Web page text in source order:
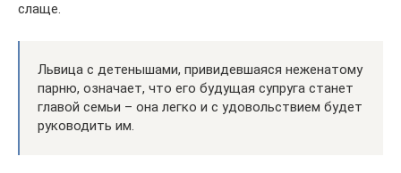
слаще.
Львица с детенышами, привидевшаяся неженатому
парню, означает, что его будущая супруга станет
главой семьи – она легко и с удовольствием будет
руководить им.